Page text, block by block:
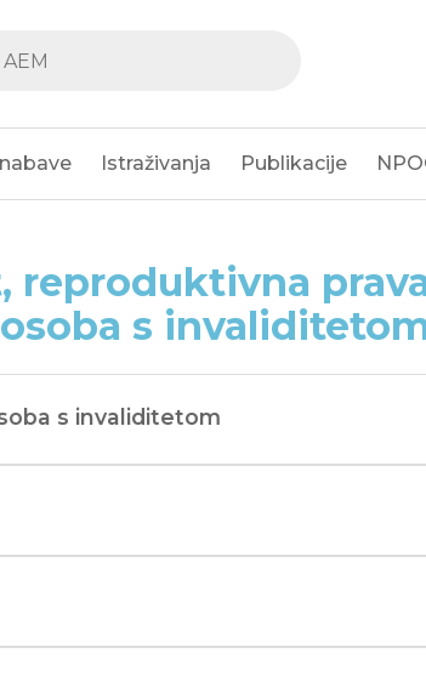
Istraživanja Publikacije
reproduktivna
s
s invaliditetom